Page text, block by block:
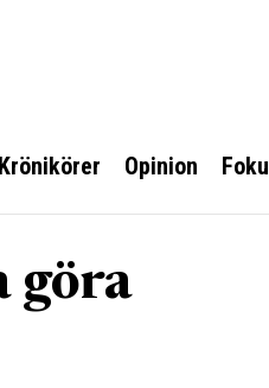
Krönikörer Opinion
göra